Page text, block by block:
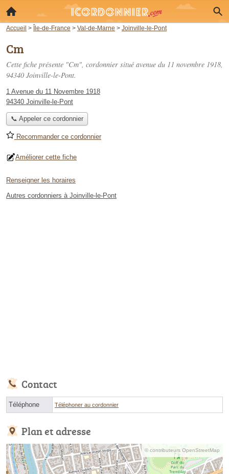
Accueil > Île-de-France > Val-de-Marne > Joinville-le-Pont
Cm
Cette fiche présente "Cm", cordonnier situé avenue du 11 novembre 1918,
94340 Joinville-le-Pont.
1 Avenue du 11 Novembre 1918
94340 Joinville-le-Pont
📞 Appeler ce cordonnier
Recommander ce cordonnier
Améliorer cette fiche
Renseigner les horaires
Autres cordonniers à Joinville-le-Pont
Contact
Téléphone Téléphoner au cordonnier
Plan et adresse
© contributeurs OpenStreetMap